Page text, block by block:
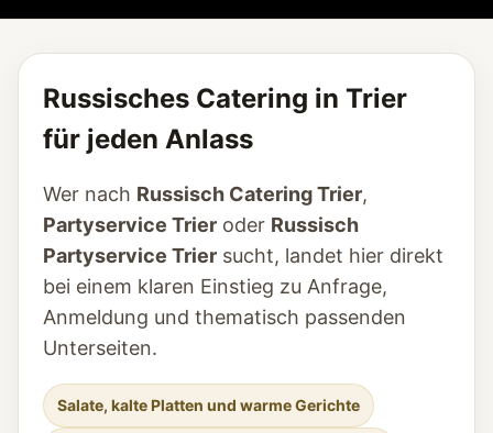
Russisches Catering in Trier
für jeden Anlass
Wer nach Russisch Catering Trier,
Partyservice Trier oder Russisch
Partyservice Trier sucht, landet hier direkt
bei einem klaren Einstieg zu Anfrage,
Anmeldung und thematisch passenden
Unterseiten.
Salate, kalte Platten und warme Gerichte